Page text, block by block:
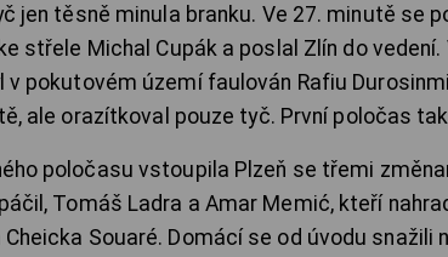
jen těsně minula branku. Ve 27. minutě se
střele Michal Cupák a poslal Zlín do
v pokutovém území faulován Rafiu
ale orazítkoval pouze tyč. První poločas
poločasu vstoupila Plzeň se třemi
Tomáš Ladra a Amar Memić, kteří
Cheicka Souaré. Domácí se od úvodu